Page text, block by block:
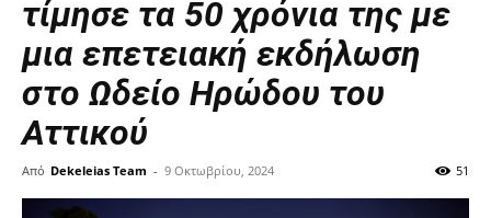
τίμησε τα 50 χρόνια της με
μια επετειακή εκδήλωση
στο Ωδείο Ηρώδου του
Αττικού
Από Dekeleias Team - 9 Οκτωβρίου, 2024 51